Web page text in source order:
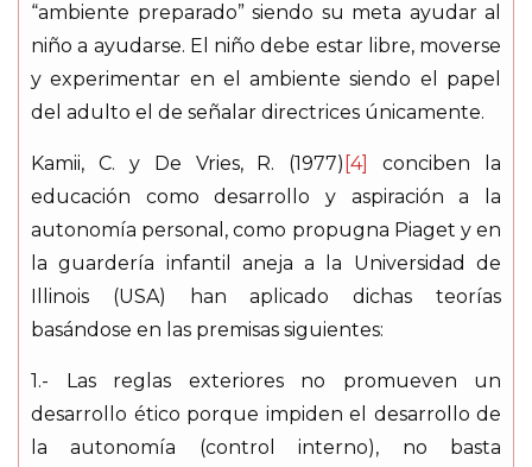
“ambiente preparado” siendo su meta ayudar al
niño a ayudarse. El niño debe estar libre, moverse
y experimentar en el ambiente siendo el papel
del adulto el de señalar directrices únicamente.
Kamii, C. y De Vries, R. (1977) [4]
conciben la
educación como desarrollo y aspiración a la
autonomía personal, como propugna Piaget y en
la guardería infantil aneja a la Universidad de
Illinois (USA) han aplicado dichas teorías
basándose en las premisas siguientes:
1.- Las reglas exteriores no promueven un
desarrollo ético porque impiden el desarrollo de
la autonomía (control interno), no basta